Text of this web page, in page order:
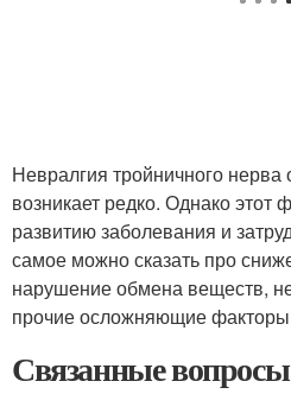
Невралгия тройничного
возникает редко. Однако этот
развитию заболевания и
самое можно сказать про
нарушение обмена веществ,
прочие осложняющие
Связанные